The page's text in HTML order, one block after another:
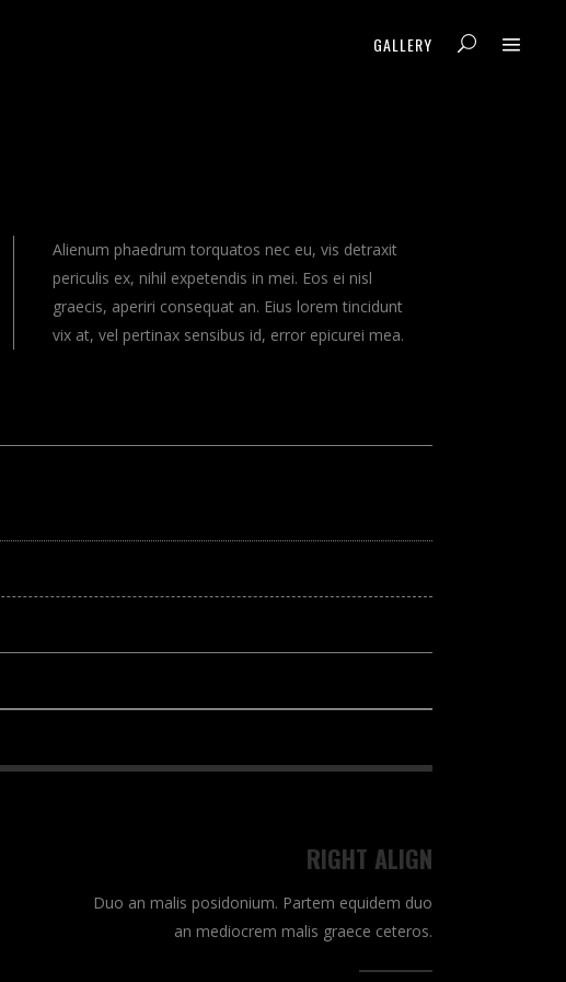
GALLERY
Alienum phaedrum torquatos nec eu, vis detraxit
periculis ex, nihil expetendis in mei. Eos ei nisl
graecis, aperiri consequat an. Eius lorem tincidunt
vix at, vel pertinax sensibus id, error epicurei mea.
RIGHT ALIGN
Duo an malis posidonium. Partem equidem duo
an mediocrem malis graece ceteros.